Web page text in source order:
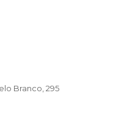
Branco, 295